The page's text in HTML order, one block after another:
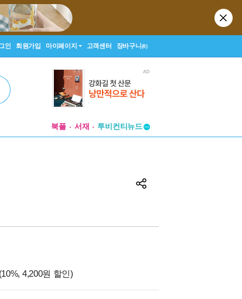
인 회원가입 마이페이지 고객센터 장바구니(0)
북플 서재
투비컨티뉴드
창작플랫폼
4,200원 할인)